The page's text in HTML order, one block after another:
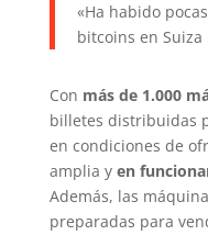
«Ha habido
bitcoins en Suiza
Con más de 1.000
billetes distribuidas
en condiciones de
amplia y en
Además, las
preparadas para